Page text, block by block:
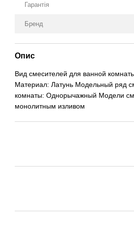
Гарантія
Бренд
Опис
Вид смесителей для ванной
Материал: Латунь Модельный ряд
комнаты: Однорычажный Модели
монолитным изливом